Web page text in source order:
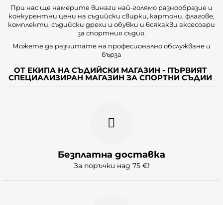
При нас ще намерите винаги най-голямо разнообразие и
конкурентни цени на съдийски свирки, картони, флагове,
комплекти, съдийски дрехи и обувки и всякакви аксесоари
за спортния съдия.
Можете да разчитате на професионално обслужване и
бърза
ОТ ЕКИПА НА СЪДИЙСКИ МАГАЗИН - ПЪРВИЯТ
СПЕЦИАЛИЗИРАН МАГАЗИН ЗА СПОРТНИ СЪДИИ
Безплатна доставка
За поръчки над 75 €!